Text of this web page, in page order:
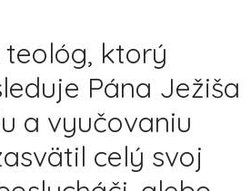
ktorý
Pána Ježiša
a vyučovaniu
celý svoj